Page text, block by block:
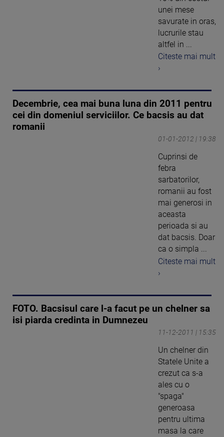
unei mese
savurate in oras,
lucrurile stau
altfel in ...
Citeste mai mult
›
Decembrie, cea mai buna luna din 2011 pentru
cei din domeniul serviciilor. Ce bacsis au dat
romanii
01-01-2012 | 19:38
Cuprinsi de
febra
sarbatorilor,
romanii au fost
mai generosi in
aceasta
perioada si au
dat bacsis. Doar
ca o simpla ...
Citeste mai mult
›
FOTO. Bacsisul care l-a facut pe un chelner sa
isi piarda credinta in Dumnezeu
11-12-2011 | 15:35
Un chelner din
Statele Unite a
crezut ca s-a
ales cu o
"spaga"
generoasa
pentru ultima
masa la care